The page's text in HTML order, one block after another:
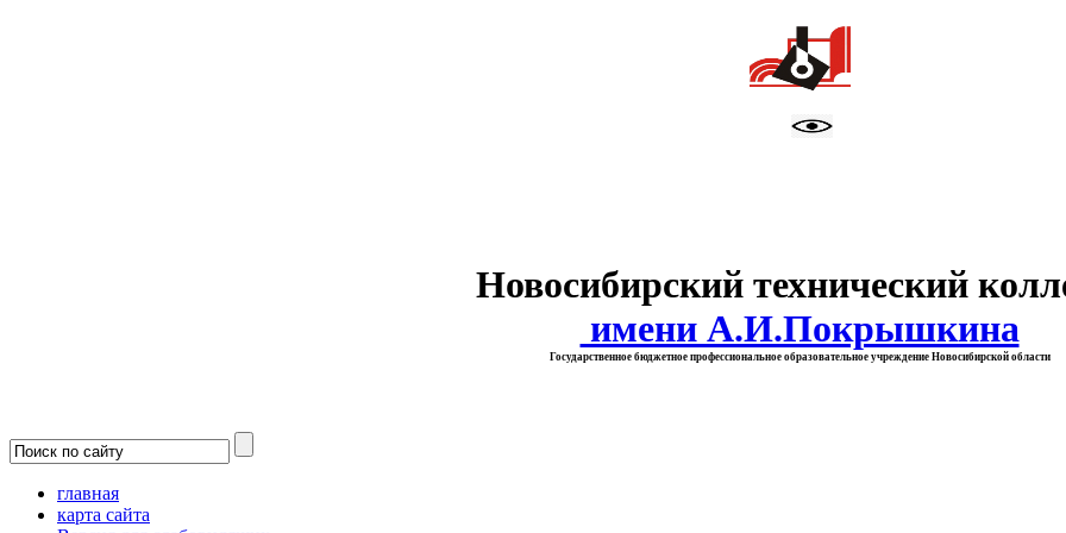
Новосибирский технический
имени А.И.Покрышкина
Государственное бюджетное профессиональное образовательное учреждение Новосибирской области
главная
карта сайта